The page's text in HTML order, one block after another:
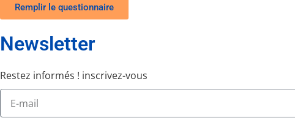
Remplir le questionnaire
Newsletter
Restez informés ! inscrivez-vous